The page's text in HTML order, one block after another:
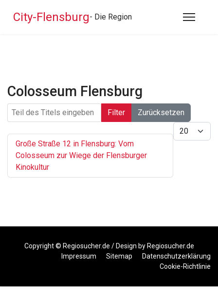
City-Flensburg- Die Region
Colosseum Flensburg
Teil des Titels eingeben Filter
Zurücksetzen
Anzeige #
Große Straße 12 in Flensburg: Vom
Colosseum zur Wiege der Flensburger
Kinokultur
Copyright © Regiosucher.de / Design by Regiosucher.de
Impressum
Sitemap
Datenschutzerklärung
Cookie-Richtlinie